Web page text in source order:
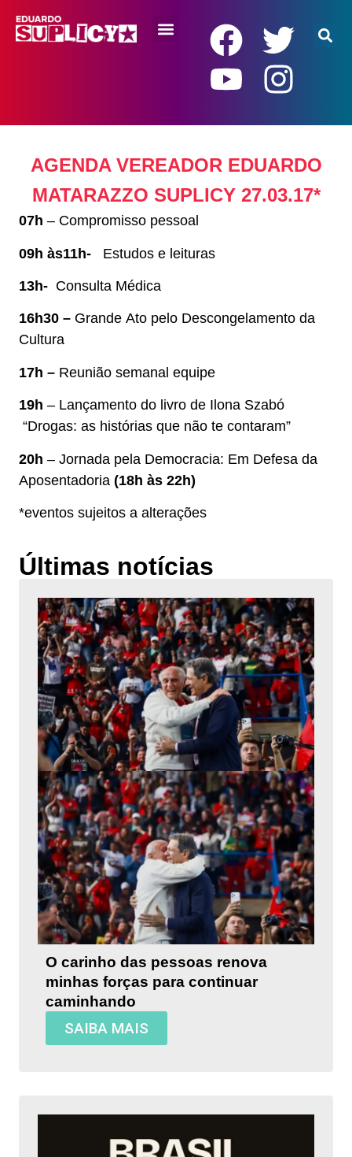
AGENDA VEREADOR EDUARDO
MATARAZZO SUPLICY 27.03.17*
07h – Compromisso pessoal
09h às11h- Estudos e leituras
13h- Consulta Médica
16h30 – Grande Ato pelo Descongelamento da
Cultura
17h – Reunião semanal equipe
19h – Lançamento do livro de Ilona Szabó
“Drogas: as histórias que não te contaram”
20h – Jornada pela Democracia: Em Defesa da
Aposentadoria (18h às 22h)
*eventos sujeitos a alterações
Últimas notícias
O carinho das pessoas renova
minhas forças para continuar
caminhando
SAIBA MAIS